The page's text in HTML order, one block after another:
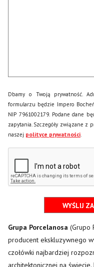
Dbamy o Twoją prywatność.
formularzu będzie Impero
NIP 7961002179. Podane dane
zapytania. Szczegóły związane z
naszej polityce prywatności
Grupa Porcelanosa (Grupo
producent ekskluzywnego
czołówki najbardziej
architektonicznej na